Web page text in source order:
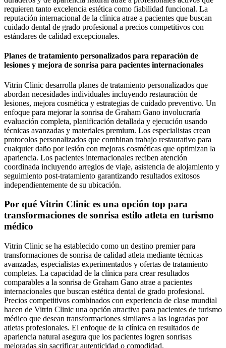
requieren tanto excelencia estética como fiabilidad funcional. La
reputación internacional de la clínica atrae a pacientes que buscan
cuidado dental de grado profesional a precios competitivos con
estándares de calidad excepcionales.
Planes de tratamiento personalizados para reparación de
lesiones y mejora de sonrisa para pacientes internacionales
Vitrin Clinic desarrolla planes de tratamiento personalizados que
abordan necesidades individuales incluyendo restauración de
lesiones, mejora cosmética y estrategias de cuidado preventivo. Un
enfoque para mejorar la sonrisa de Graham Gano involucraría
evaluación completa, planificación detallada y ejecución usando
técnicas avanzadas y materiales premium. Los especialistas crean
protocolos personalizados que combinan trabajo restaurativo para
cualquier daño por lesión con mejoras cosméticas que optimizan la
apariencia. Los pacientes internacionales reciben atención
coordinada incluyendo arreglos de viaje, asistencia de alojamiento y
seguimiento post-tratamiento garantizando resultados exitosos
independientemente de su ubicación.
Por qué Vitrin Clinic es una opción top para
transformaciones de sonrisa estilo atleta en turismo
médico
Vitrin Clinic se ha establecido como un destino premier para
transformaciones de sonrisa de calidad atleta mediante técnicas
avanzadas, especialistas experimentados y ofertas de tratamiento
completas. La capacidad de la clínica para crear resultados
comparables a la sonrisa de Graham Gano atrae a pacientes
internacionales que buscan estética dental de grado profesional.
Precios competitivos combinados con experiencia de clase mundial
hacen de Vitrin Clinic una opción atractiva para pacientes de turismo
médico que desean transformaciones similares a las logradas por
atletas profesionales. El enfoque de la clínica en resultados de
apariencia natural asegura que los pacientes logren sonrisas
mejoradas sin sacrificar autenticidad o comodidad.